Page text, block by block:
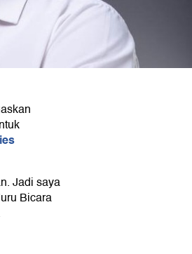
Jadi saya
Bicara